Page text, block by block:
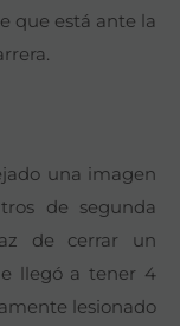
que está ante la
una imagen
de segunda
de cerrar un
llegó a tener 4
lesionado